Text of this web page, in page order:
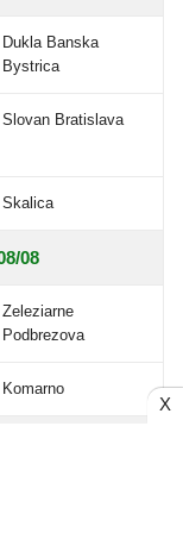
Dukla Banska
Bystrica
Slovan Bratislava
Skalica
08
Zeleziarne
Podbrezova
Komarno
X